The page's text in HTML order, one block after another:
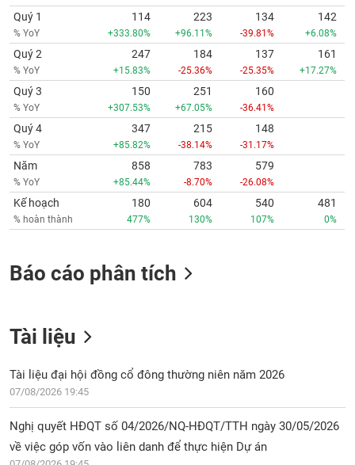
Quý 1
% YoY
114
+333.80%
223
+96.11%
134
-39.81%
142
+6.08%
Quý 2
% YoY
247
+15.83%
184
-25.36%
137
-25.35%
161
+17.27%
Quý 3
% YoY
150
+307.53%
251
+67.05%
160
-36.41%
Quý 4
% YoY
347
+85.82%
215
-38.14%
148
-31.17%
Năm
% YoY
858
+85.44%
783
-8.70%
579
-26.08%
Kế hoạch
% hoàn thành
180
477%
604
130%
540
107%
481
0%
Báo cáo phân tích
Tài liệu
Tài liệu đại hội đồng cổ đông thường niên năm 2026
07/08/2026 19:45
Nghị quyết HĐQT số 04/2026/NQ-HĐQT/TTH ngày 30/05/2026
về việc góp vốn vào liên danh để thực hiện Dự án